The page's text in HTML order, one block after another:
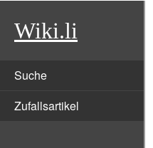
Wiki.li
Suche
Zufallsartikel